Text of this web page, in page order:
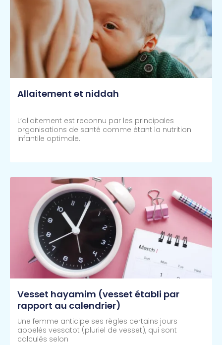
Allaitement et niddah
L’allaitement est reconnu par les principales
organisations de santé comme étant la nutrition
infantile optimale.
Vesset hayamim (vesset établi par
rapport au calendrier)
Une femme anticipe ses règles certains jours
appelés vessatot (pluriel de vesset), qui sont
calculés selon